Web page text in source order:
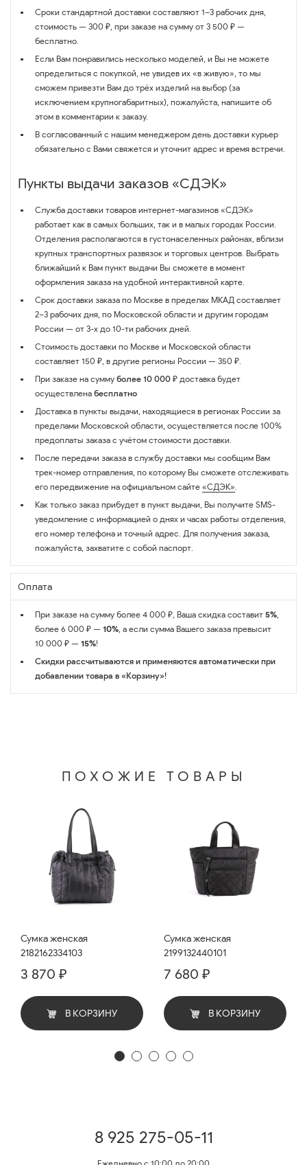
Сроки стандартной доставки составляют 1–3 рабочих дня,
стоимость — 300 ₽, при заказе на сумму от 3 500 ₽ —
бесплатно.
Если Вам понравились несколько моделей, и Вы не можете
определиться с покупкой, не увидев их «в живую», то мы
сможем привезти Вам до трёх изделий на выбор (за
исключением крупногабаритных), пожалуйста, напишите об
этом в комментарии к заказу.
В согласованный с нашим менеджером день доставки курьер
обязательно с Вами свяжется и уточнит адрес и время встречи.
Пункты выдачи заказов «СДЭК»
Служба доставки товаров интернет-магазинов «СДЭК»
работает как в самых больших, так и в малых городах России.
Отделения располагаются в густонаселенных районах, вблизи
крупных транспортных развязок и торговых центров. Выбрать
ближайший к Вам пункт выдачи Вы сможете в момент
оформления заказа на удобной интерактивной карте.
Срок доставки заказа по Москве в пределах МКАД составляет
2–3 рабочих дня, по Московской области и другим городам
России — от 3-х до 10-ти рабочих дней.
Стоимость доставки по Москве и Московской области
составляет 150 ₽, в другие регионы России — 350 ₽.
При заказе на сумму более 10 000 ₽ доставка будет
осуществлена бесплатно
Доставка в пункты выдачи, находящиеся в регионах России за
пределами Московской области, осуществляется после 100%
предоплаты заказа с учётом стоимости доставки.
После передачи заказа в службу доставки мы сообщим Вам
трек-номер отправления, по которому Вы сможете отслеживать
его передвижение на официальном сайте «СДЭК».
Как только заказ прибудет в пункт выдачи, Вы получите SMS-
уведомление с информацией о днях и часах работы отделения,
его номер телефона и точный адрес. Для получения заказа,
пожалуйста, захватите с собой паспорт.
Оплата
При заказе на сумму более 4 000 ₽, Ваша скидка составит 5%,
более 6 000 ₽ — 10%, а если сумма Вашего заказа превысит
10 000 ₽ — 15%!
Скидки рассчитываются и применяются автоматически при
добавлении товара в «Корзину»!
ПОХОЖИЕ ТОВАРЫ
Сумка женская
2182162334103
3 870 ₽
В КОРЗИНУ
Сумка женская
2199132440101
7 680 ₽
В КОРЗИНУ
8 925 275-05-11